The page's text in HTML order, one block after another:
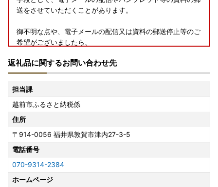
送をさせていただくことがあります。
御不明な点や、電子メールの配信又は資料の郵送停止等のご
希望がございましたら、
ご連絡ください。
＜問い合わせ先＞
越前市ふるさと納税担当
〒914-0056 福井県敦賀市津内27-3-5
070-9314-2384 (平日 9:00〜17:00)
furusato.echizen@masuyone.com
◆お盆期間の対応について
・寄附のお申し込みは、お盆期間中も受付を行っておりま
返礼品に関するお問い合わせ先
担当課
越前市ふるさと納税係
住所
〒914-0056 福井県敦賀市津内27-3-5
電話番号
070-9314-2384
ホームページ